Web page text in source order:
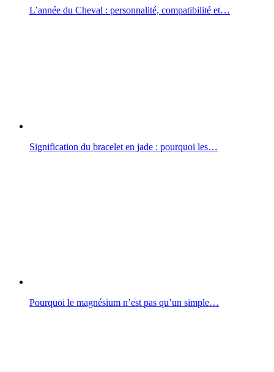
L’année du Cheval : personnalité, compatibilité et…
Signification du bracelet en jade : pourquoi les…
Pourquoi le magnésium n’est pas qu’un simple…